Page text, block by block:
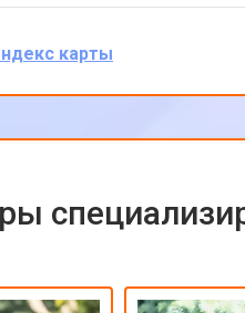
процесс
оставил заявку, в
приехал и к вечеру
готов-очень быстро.
ремонта.
карты